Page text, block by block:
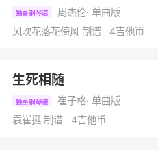
独奏钢琴谱 周杰伦· 单曲版
风吹花落花倚风 制谱 4吉他币
生死相随
独奏钢琴谱 崔子格· 单曲版
袁崔挺 制谱 4吉他币